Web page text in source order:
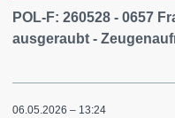
POL-F: 260528 - 0657
ausgeraubt -
06.05.2026 – 13:24